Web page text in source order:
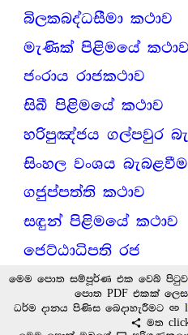
බිලකබද්ධසීමා කථාව
මැණික් පිළිමයේ කථාව
ජංරාය රාජකථාව
සිඛී පිළිමයේ කථාව
හරිපුඤ්ජය ගල්පවුර
සිංහල වංශය බැබළවීම
ගජුප්පත්ති කථාව
සඳුන් පිළිමයේ කථාව
ජෙට්ඨාධිපති රජ
මෙම පොත සම්පූර්ණ එක වෙබ්
පොත PDF එකක් ලෙස
ධර්ම දානය පිණිස බෙදාහැරීමට link
share මත